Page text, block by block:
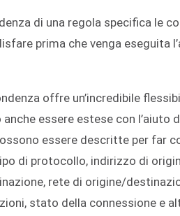
di una regola specifica le
prima che venga eseguita
offre un’incredibile
essere estese con l’aiuto
essere descritte per far
di protocollo, indirizzo di
rete di origine/
stato della connessione e